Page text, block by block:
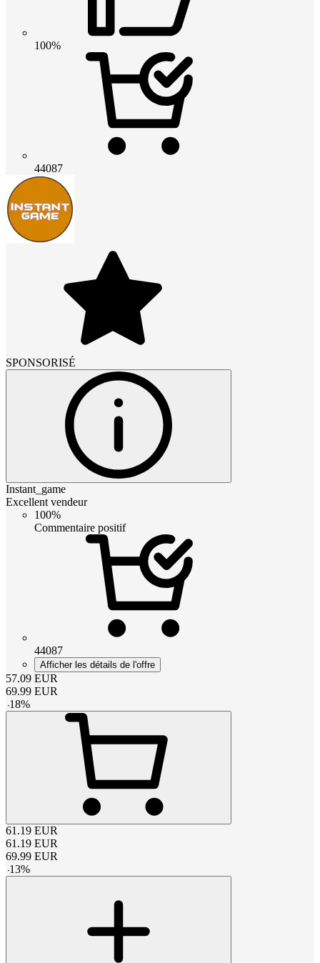
100%
44087
SPONSORISÉ
Instant_game
Excellent vendeur
100%
Commentaire positif
44087
Afficher les détails de l'offre
57.09 EUR
69.99 EUR
-18%
61.19 EUR
61.19 EUR
69.99 EUR
-13%